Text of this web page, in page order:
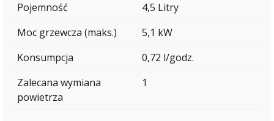
Pojemność
4,5 Litry
Moc grzewcza (maks.)
5,1 kW
Konsumpcja
0,72 l/godz.
Zalecana wymiana
powietrza
1